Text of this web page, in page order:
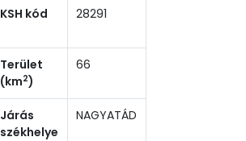
KSH kód 28291
Terület
(km2)
66
Járás
székhelye
NAGYATÁD